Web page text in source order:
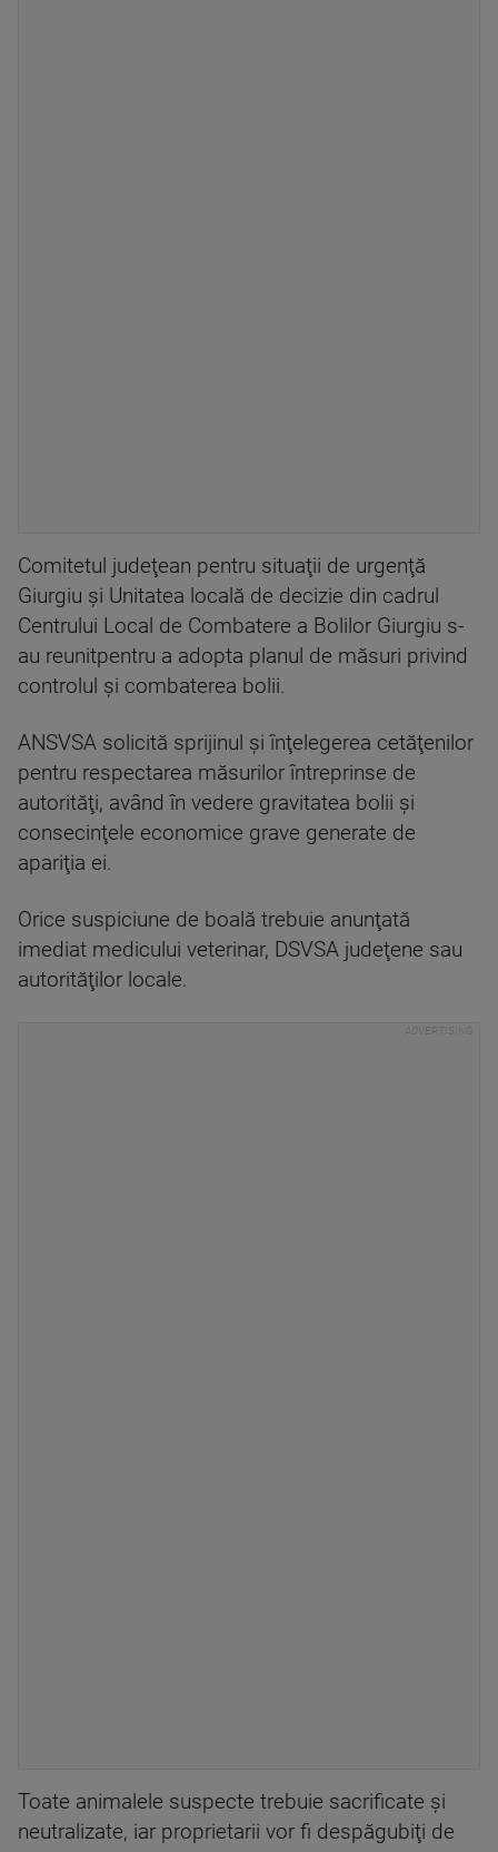
Comitetul judeţean pentru situaţii de urgenţă
Giurgiu şi Unitatea locală de decizie din cadrul
Centrului Local de Combatere a Bolilor Giurgiu s-
au reunitpentru a adopta planul de măsuri privind
controlul şi combaterea bolii.
ANSVSA solicită sprijinul şi înţelegerea cetăţenilor
pentru respectarea măsurilor întreprinse de
autorităţi, având în vedere gravitatea bolii şi
consecinţele economice grave generate de
apariţia ei.
Orice suspiciune de boală trebuie anunţată
imediat medicului veterinar, DSVSA judeţene sau
autorităţilor locale.
Toate animalele suspecte trebuie sacrificate şi
neutralizate, iar proprietarii vor fi despăgubiţi de